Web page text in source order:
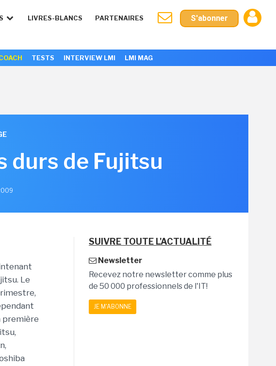
LIVRES-BLANCS PARTENAIRES S'abonner
TESTS INTERVIEW LMI LMI MAG
durs de Fujitsu
Le
première
SUIVRE TOUTE L'ACTUALITÉ
Newsletter
Recevez notre newsletter comme plus
de 50 000 professionnels de l'IT!
JE M'ABONNE